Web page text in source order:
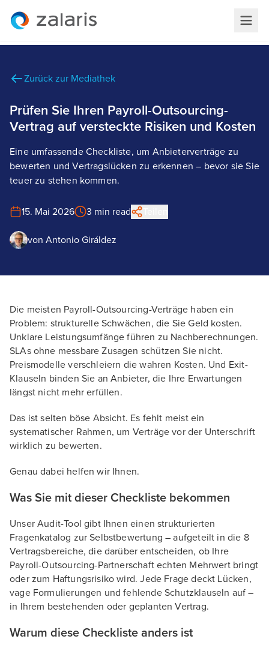
Zurück zur Mediathek
Prüfen Sie Ihren Payroll-Outsourcing-
Vertrag auf versteckte Risiken und Kosten
Eine umfassende Checkliste, um Anbieterverträge zu
bewerten und Vertragslücken zu erkennen – bevor sie Sie
teuer zu stehen kommen.
15. Mai 2026 3 min read
von Antonio Giráldez
Die meisten Payroll-Outsourcing-Verträge haben ein
Problem: strukturelle Schwächen, die Sie Geld kosten.
Unklare Leistungsumfänge führen zu Nachberechnungen.
SLAs ohne messbare Zusagen schützen Sie nicht.
Preismodelle verschleiern die wahren Kosten. Und Exit-
Klauseln binden Sie an Anbieter, die Ihre Erwartungen
längst nicht mehr erfüllen.
Das ist selten böse Absicht. Es fehlt meist ein
systematischer Rahmen, um Verträge vor der Unterschrift
wirklich zu bewerten.
Genau dabei helfen wir Ihnen.
Was Sie mit dieser Checkliste bekommen
Unser Audit-Tool gibt Ihnen einen strukturierten
Fragenkatalog zur Selbstbewertung – aufgeteilt in die 8
Vertragsbereiche, die darüber entscheiden, ob Ihre
Payroll-Outsourcing-Partnerschaft echten Mehrwert bringt
oder zum Haftungsrisiko wird. Jede Frage deckt Lücken,
vage Formulierungen und fehlende Schutzklauseln auf –
in Ihrem bestehenden oder geplanten Vertrag.
Warum diese Checkliste anders ist